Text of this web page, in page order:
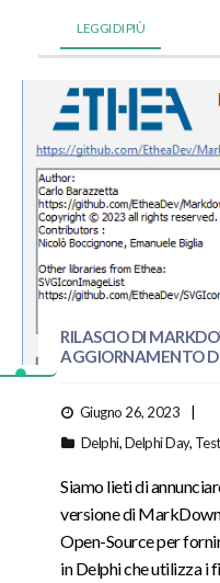
LEGGI DI PIÙ
RILASCIO DI
AGGIORNAMENTO
Giugno 26, 2023
Delphi,Delphi Day,
Siamo lieti di
versione di
Open-Source per
in Delphi che utilizza i